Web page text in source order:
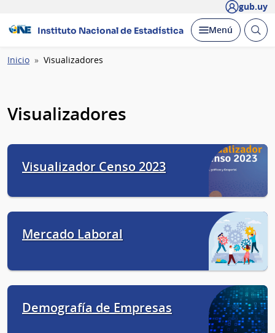
gub.uy
Instituto Nacional de Estadística Desplegar
Menú Abrir
Ruta
Inicio Visualizadores
Visualizadores
Visualizador Censo 2023
Mercado Laboral
Demografía de Empresas